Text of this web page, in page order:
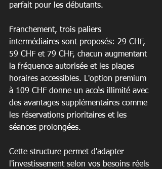
parfait pour les débutants.
Franchement, trois paliers
intermédiaires sont proposés: 29 CHF,
59 CHF et 79 CHF, chacun augmentant
la fréquence autorisée et les plages
horaires accessibles. L'option premium
à 109 CHF donne un accès illimité avec
des avantages supplémentaires comme
les réservations prioritaires et les
séances prolongées.
Cette structure permet d'adapter
l'investissement selon vos besoins réels